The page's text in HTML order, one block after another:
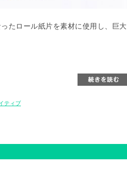
たロール紙片を素材に使用し、巨大
ティブ